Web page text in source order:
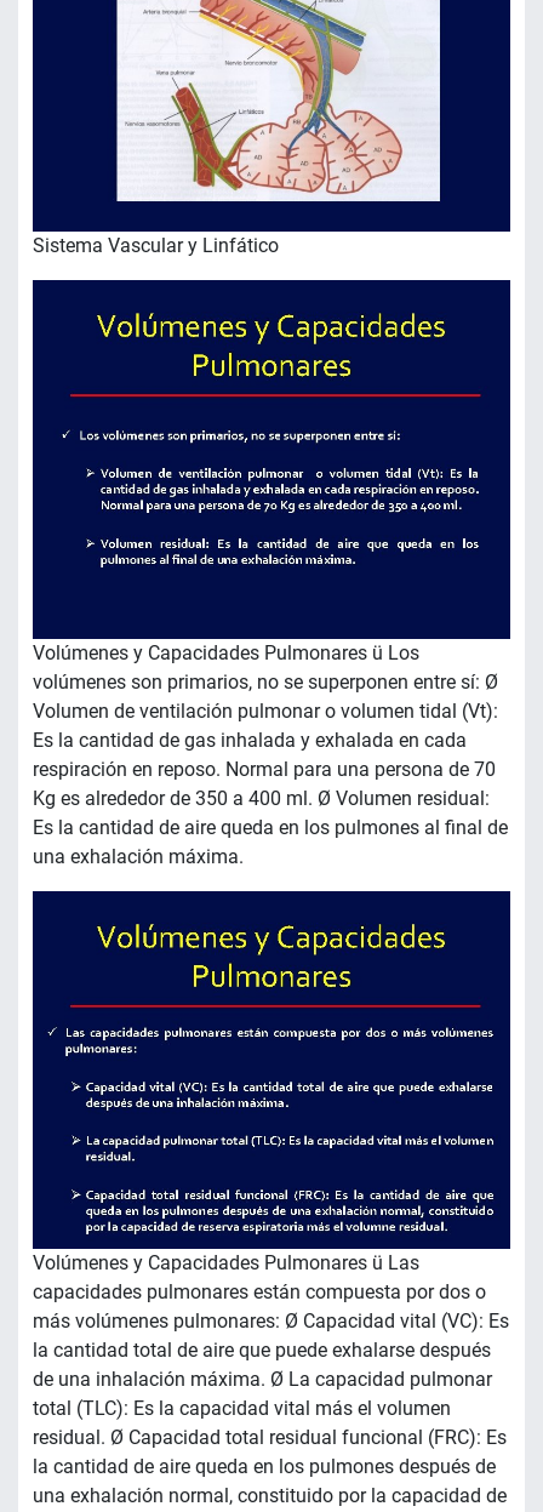
Sistema Vascular y Linfático
Volúmenes y Capacidades Pulmonares ü Los
volúmenes son primarios, no se superponen entre sí: Ø
Volumen de ventilación pulmonar o volumen tidal (Vt):
Es la cantidad de gas inhalada y exhalada en cada
respiración en reposo. Normal para una persona de 70
Kg es alrededor de 350 a 400 ml. Ø Volumen residual:
Es la cantidad de aire queda en los pulmones al final de
una exhalación máxima.
Volúmenes y Capacidades Pulmonares ü Las
capacidades pulmonares están compuesta por dos o
más volúmenes pulmonares: Ø Capacidad vital (VC): Es
la cantidad total de aire que puede exhalarse después
de una inhalación máxima. Ø La capacidad pulmonar
total (TLC): Es la capacidad vital más el volumen
residual. Ø Capacidad total residual funcional (FRC): Es
la cantidad de aire queda en los pulmones después de
una exhalación normal, constituido por la capacidad de